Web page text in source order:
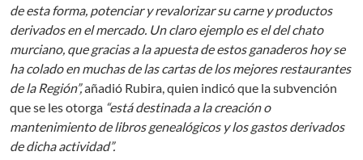
de esta forma, potenciar y revalorizar su carne y productos
derivados en el mercado. Un claro ejemplo es el del chato
murciano, que gracias a la apuesta de estos ganaderos hoy se
ha colado en muchas de las cartas de los mejores restaurantes
de la Región”,añadió Rubira, quien indicó que la subvención
que se les otorga “está destinada a la creación o
mantenimiento de libros genealógicos y los gastos derivados
de dicha actividad”.